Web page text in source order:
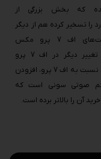
که بخش بزرگی از
را تسخیر کرده هم از دیگر
جذابیت‌های اف 7 پرو مکس
است. تغییر دیگر در اف 7 پرو
مکس نسبت به اف 7 پرو، افزودن
صوتی سونی است که
آن را بالاتر برده است.